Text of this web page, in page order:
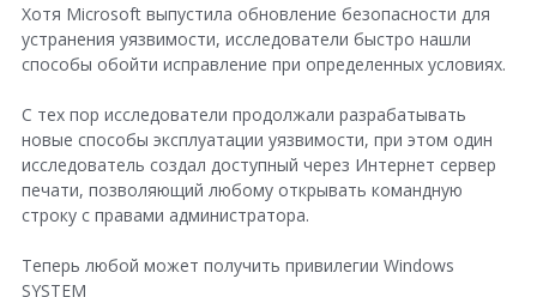
Хотя Microsoft выпустила обновление безопасности для
устранения уязвимости, исследователи быстро нашли
способы обойти исправление при определенных условиях.
С тех пор исследователи продолжали разрабатывать
новые способы эксплуатации уязвимости, при этом один
исследователь создал доступный через Интернет сервер
печати, позволяющий любому открывать командную
строку с правами администратора.
Теперь любой может получить привилегии Windows
SYSTEM